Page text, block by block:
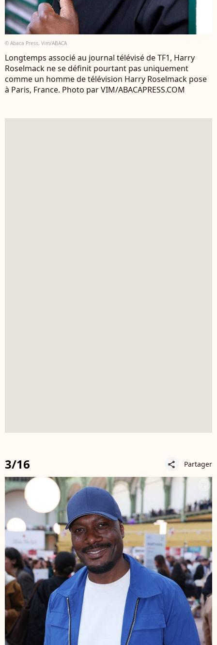
© Abaca Press, Vim/ABACA
Longtemps associé au journal télévisé de TF1, Harry
Roselmack ne se définit pourtant pas uniquement
comme un homme de télévision Harry Roselmack pose
à Paris, France. Photo par VIM/ABACAPRESS.COM
3/16 share Partager